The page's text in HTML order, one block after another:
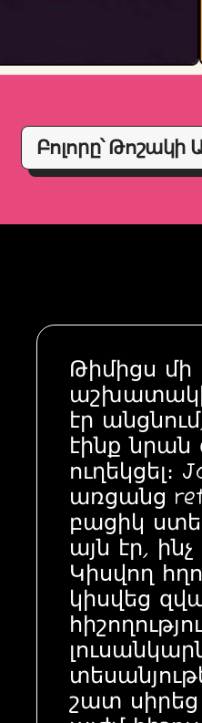
Բոլորը՝
Թիմիցս մի
էր
էինք նրան
ուղեկցել։
առցանց
բացիկ
այն էր,
Կիսվող
կիսվեց
շատ սիրեց